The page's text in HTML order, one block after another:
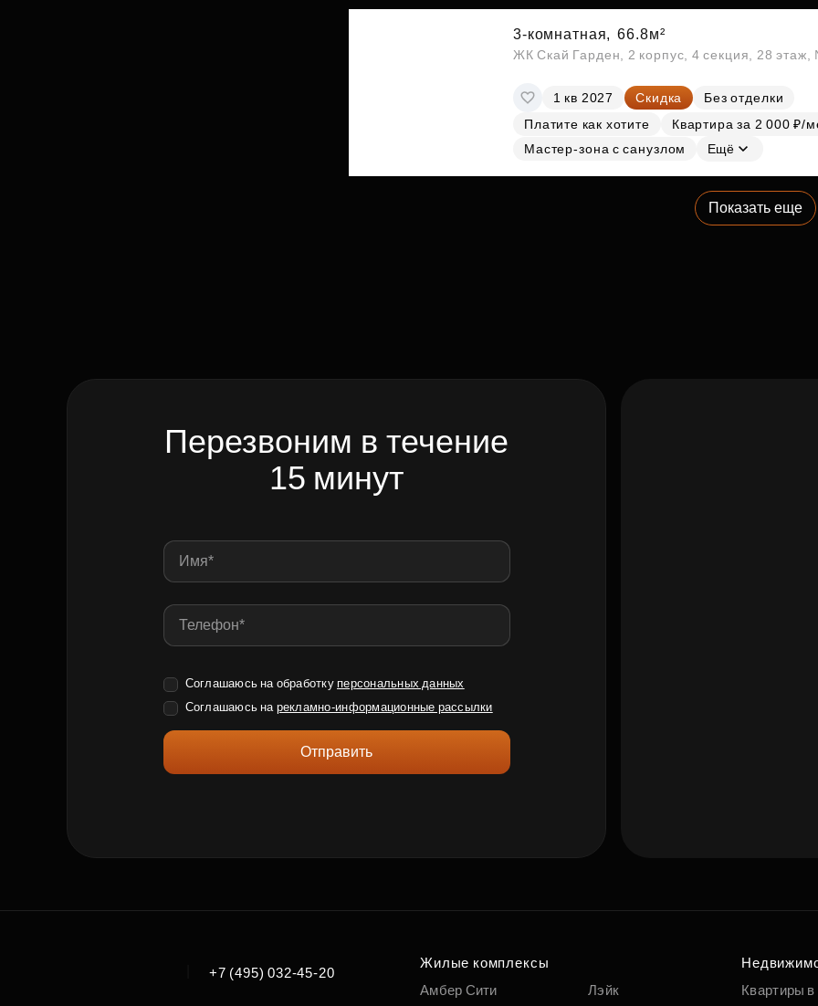
3-комнатная, 66.8м²
ЖК Скай Гарден, 2 корпус, 4 секция, 28
1 кв 2027 Скидка
Без отделки
Платите как хотите
Квартира за 2 000 ₽/
Мастер-зона с санузлом
Ещё
Показать еще
Перезвоним в течение
15 минут
Соглашаюсь на обработку персональных данных
Соглашаюсь на рекламно-информационные рассылки
Отправить
+7 (495) 032-45-20
Жилые комплексы
Амбер Сити
Лэйк
Квартиры